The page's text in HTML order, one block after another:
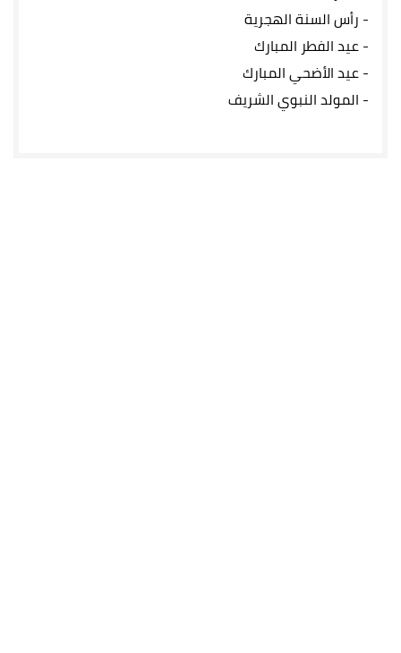
- رأس السنة الهجرية
-عيد الفطر المبارك
-عيد الأضحي المبارك
- المولد النبوي الشريف